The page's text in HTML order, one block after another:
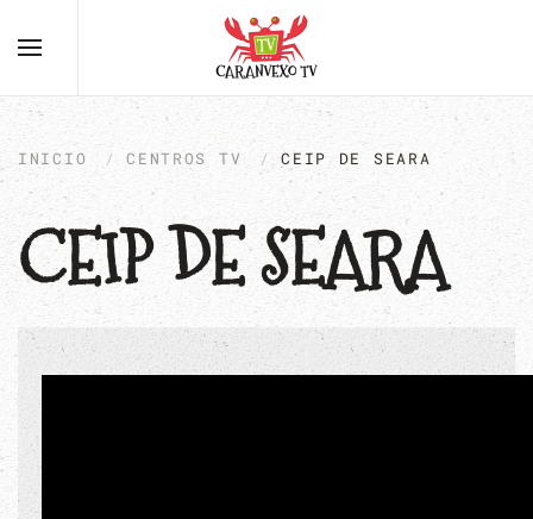
INICIO CENTROS TV CEIP DE SEARA
CEIP DE SEARA